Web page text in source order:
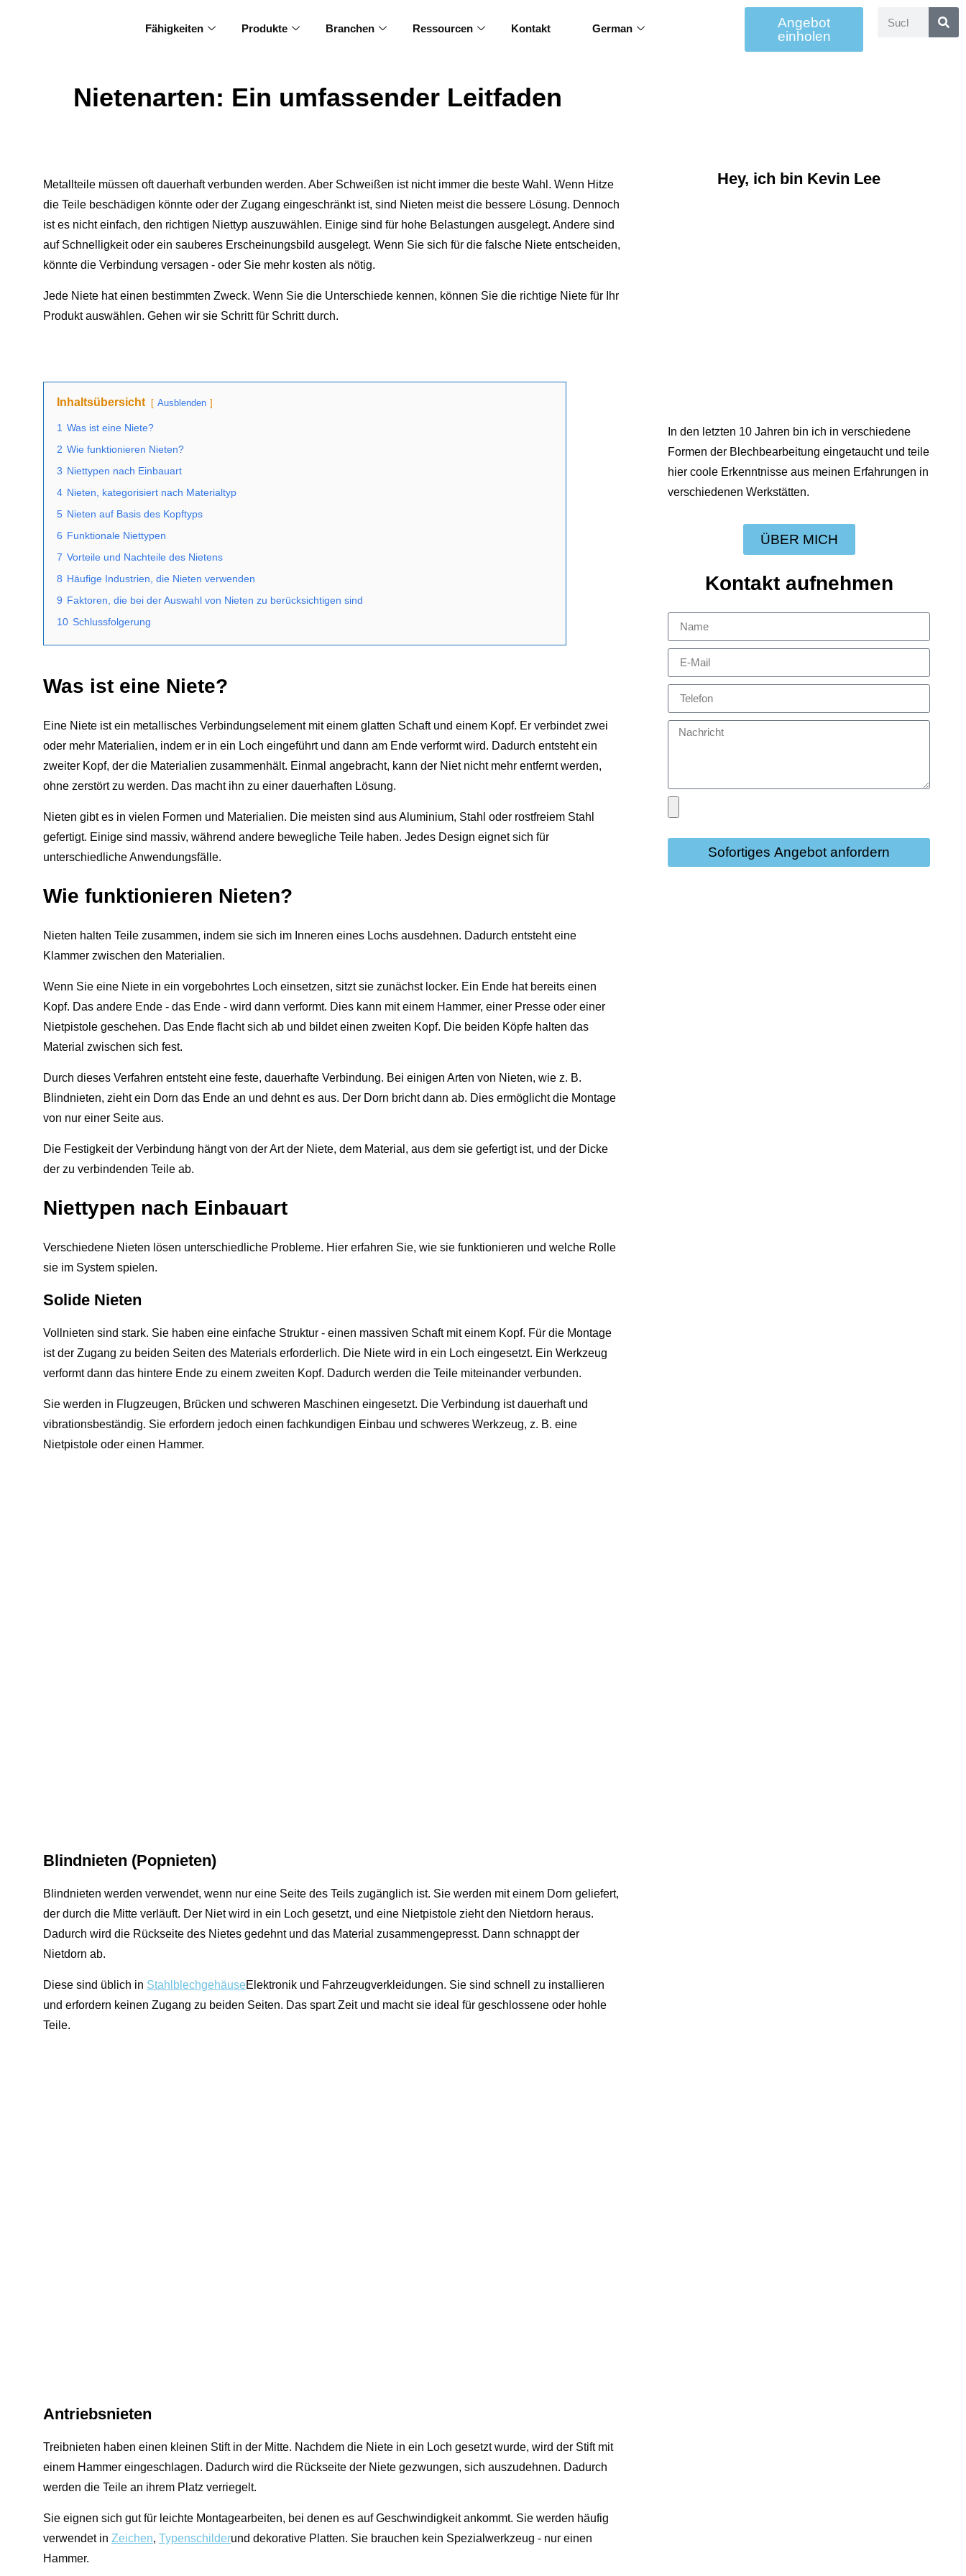
Fähigkeiten Produkte Branchen Ressourcen Kontakt German
Angebot
einholen
Nietenarten: Ein umfassender Leitfaden
Metallteile müssen oft dauerhaft verbunden werden. Aber Schweißen ist nicht immer die beste Wahl. Wenn Hitze
die Teile beschädigen könnte oder der Zugang eingeschränkt ist, sind Nieten meist die bessere Lösung. Dennoch
ist es nicht einfach, den richtigen Niettyp auszuwählen. Einige sind für hohe Belastungen ausgelegt. Andere sind
auf Schnelligkeit oder ein sauberes Erscheinungsbild ausgelegt. Wenn Sie sich für die falsche Niete entscheiden,
könnte die Verbindung versagen - oder Sie mehr kosten als nötig.
Jede Niete hat einen bestimmten Zweck. Wenn Sie die Unterschiede kennen, können Sie die richtige Niete für Ihr
Produkt auswählen. Gehen wir sie Schritt für Schritt durch.
Inhaltsübersicht Ausblenden
1 Was ist eine Niete?
2 Wie funktionieren Nieten?
3 Niettypen nach Einbauart
4 Nieten, kategorisiert nach Materialtyp
5 Nieten auf Basis des Kopftyps
6 Funktionale Niettypen
7 Vorteile und Nachteile des Nietens
8 Häufige Industrien, die Nieten verwenden
9 Faktoren, die bei der Auswahl von Nieten zu berücksichtigen sind
10 Schlussfolgerung
Was ist eine Niete?
Eine Niete ist ein metallisches Verbindungselement mit einem glatten Schaft und einem Kopf. Er verbindet zwei
oder mehr Materialien, indem er in ein Loch eingeführt und dann am Ende verformt wird. Dadurch entsteht ein
zweiter Kopf, der die Materialien zusammenhält. Einmal angebracht, kann der Niet nicht mehr entfernt werden,
ohne zerstört zu werden. Das macht ihn zu einer dauerhaften Lösung.
Nieten gibt es in vielen Formen und Materialien. Die meisten sind aus Aluminium, Stahl oder rostfreiem Stahl
gefertigt. Einige sind massiv, während andere bewegliche Teile haben. Jedes Design eignet sich für
unterschiedliche Anwendungsfälle.
Wie funktionieren Nieten?
Nieten halten Teile zusammen, indem sie sich im Inneren eines Lochs ausdehnen. Dadurch entsteht eine
Klammer zwischen den Materialien.
Wenn Sie eine Niete in ein vorgebohrtes Loch einsetzen, sitzt sie zunächst locker. Ein Ende hat bereits einen
Kopf. Das andere Ende - das Ende - wird dann verformt. Dies kann mit einem Hammer, einer Presse oder einer
Nietpistole geschehen. Das Ende flacht sich ab und bildet einen zweiten Kopf. Die beiden Köpfe halten das
Material zwischen sich fest.
Durch dieses Verfahren entsteht eine feste, dauerhafte Verbindung. Bei einigen Arten von Nieten, wie z. B.
Blindnieten, zieht ein Dorn das Ende an und dehnt es aus. Der Dorn bricht dann ab. Dies ermöglicht die Montage
von nur einer Seite aus.
Die Festigkeit der Verbindung hängt von der Art der Niete, dem Material, aus dem sie gefertigt ist, und der Dicke
der zu verbindenden Teile ab.
Niettypen nach Einbauart
Verschiedene Nieten lösen unterschiedliche Probleme. Hier erfahren Sie, wie sie funktionieren und welche Rolle
sie im System spielen.
Solide Nieten
Vollnieten sind stark. Sie haben eine einfache Struktur - einen massiven Schaft mit einem Kopf. Für die Montage
ist der Zugang zu beiden Seiten des Materials erforderlich. Die Niete wird in ein Loch eingesetzt. Ein Werkzeug
verformt dann das hintere Ende zu einem zweiten Kopf. Dadurch werden die Teile miteinander verbunden.
Sie werden in Flugzeugen, Brücken und schweren Maschinen eingesetzt. Die Verbindung ist dauerhaft und
vibrationsbeständig. Sie erfordern jedoch einen fachkundigen Einbau und schweres Werkzeug, z. B. eine
Nietpistole oder einen Hammer.
Blindnieten (Popnieten)
Blindnieten werden verwendet, wenn nur eine Seite des Teils zugänglich ist. Sie werden mit einem Dorn geliefert,
der durch die Mitte verläuft. Der Niet wird in ein Loch gesetzt, und eine Nietpistole zieht den Nietdorn heraus.
Dadurch wird die Rückseite des Nietes gedehnt und das Material zusammengepresst. Dann schnappt der
Nietdorn ab.
Diese sind üblich in StahlblechgehäuseElektronik und Fahrzeugverkleidungen. Sie sind schnell zu installieren
und erfordern keinen Zugang zu beiden Seiten. Das spart Zeit und macht sie ideal für geschlossene oder hohle
Teile.
Antriebsnieten
Treibnieten haben einen kleinen Stift in der Mitte. Nachdem die Niete in ein Loch gesetzt wurde, wird der Stift mit
einem Hammer eingeschlagen. Dadurch wird die Rückseite der Niete gezwungen, sich auszudehnen. Dadurch
werden die Teile an ihrem Platz verriegelt.
Sie eignen sich gut für leichte Montagearbeiten, bei denen es auf Geschwindigkeit ankommt. Sie werden häufig
verwendet in Zeichen, Typenschilderund dekorative Platten. Sie brauchen kein Spezialwerkzeug - nur einen
Hammer.
Hey, ich bin Kevin Lee
In den letzten 10 Jahren bin ich in verschiedene
Formen der Blechbearbeitung eingetaucht und teile
hier coole Erkenntnisse aus meinen Erfahrungen in
verschiedenen Werkstätten.
ÜBER MICH
Kontakt aufnehmen
Sofortiges Angebot anfordern